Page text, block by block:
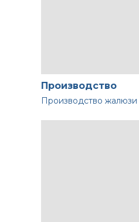
Производство
Производство жалюзи